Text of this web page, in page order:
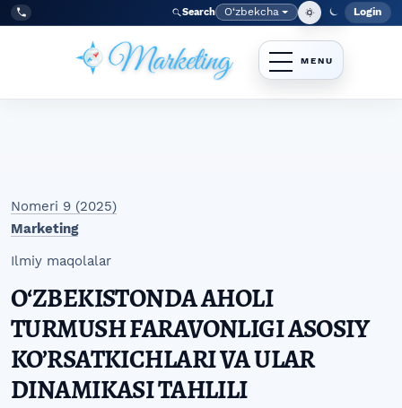
Skip to main navigation menu
Skip to main content
Skip to site footer
Tel:
+998977838464 Search Language
O‘zbekcha Login
Nomeri 9 (2025)
Marketing
Ilmiy maqolalar
OʻZBEKISTONDA AHOLI
TURMUSH FARAVONLIGI ASOSIY
KO’RSATKICHLARI VA ULAR
DINAMIKASI TAHLILI